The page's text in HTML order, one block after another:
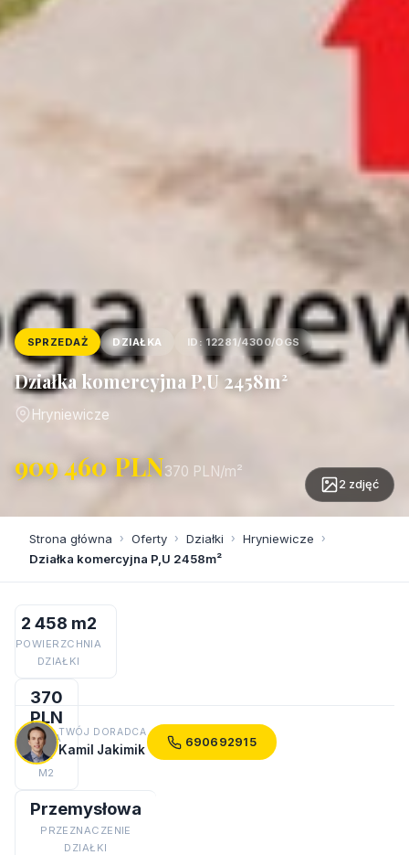
SPRZEDAŻ DZIAŁKA ID: 12281/4300/OGS
Działka komercyjna P,U 2458m²
Hryniewicze
909 460 PLN370 PLN/m²
2 zdjęć
Strona główna › Oferty › Działki › Hryniewicze ›
Działka komercyjna P,U 2458m²
2 458 m2
POWIERZCHNIA
DZIAŁKI
370
PLN
CENA
ZA
M2
Przemysłowa
PRZEZNACZENIE
DZIAŁKI
TWÓJ DORADCA
Kamil Jakimik 690692915